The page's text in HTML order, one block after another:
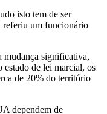
isto tem de ser
referiu um funcionário
mudança significativa,
estado de lei marcial, os
de 20% do território
dependem de